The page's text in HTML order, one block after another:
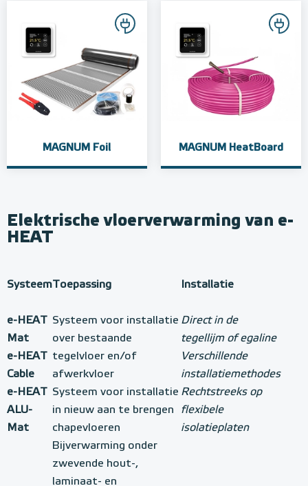
MAGNUM Foil MAGNUM HeatBoard
Elektrische vloerverwarming van e-
HEAT
SysteemToepassing Installatie
e-HEAT
Mat
e-HEAT
Cable
e-HEAT
ALU-
Mat
Systeem voor installatie
over bestaande
tegelvloer en/of
afwerkvloer
Systeem voor installatie
in nieuw aan te brengen
chapevloeren
Bijverwarming onder
zwevende hout-,
laminaat- en
Direct in de
tegellijm of egaline
Verschillende
installatiemethodes
Rechtstreeks op
flexibele
isolatieplaten